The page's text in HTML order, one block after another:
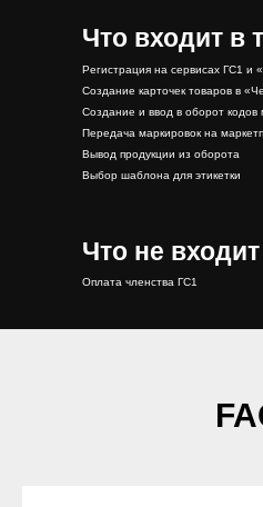
Что не
Оплата членства ГС1
Что входит в
Регистрация на сервисах ГС1 и
Создание карточек товаров в
Создание и ввод в оборот кодов
Передача маркировок на
Вывод продукции из оборота
Выбор шаблона для этикетки